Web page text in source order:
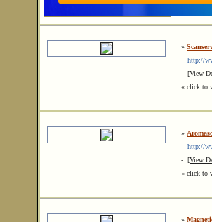
»
http://
- [View
« click to
»
http://
- [View
« click to
»